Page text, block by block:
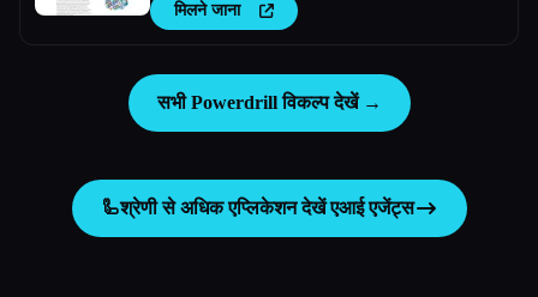
मिलने जाना
सभी Powerdrill विकल्प देखें →
🦾श्रेणी से अधिक एप्लिकेशन देखेंएआई एजेंट्स